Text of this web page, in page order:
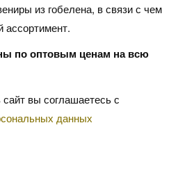
из гобелена, в связи с чем
ассортимент.
по оптовым ценам на всю
вы соглашаетесь с
данных